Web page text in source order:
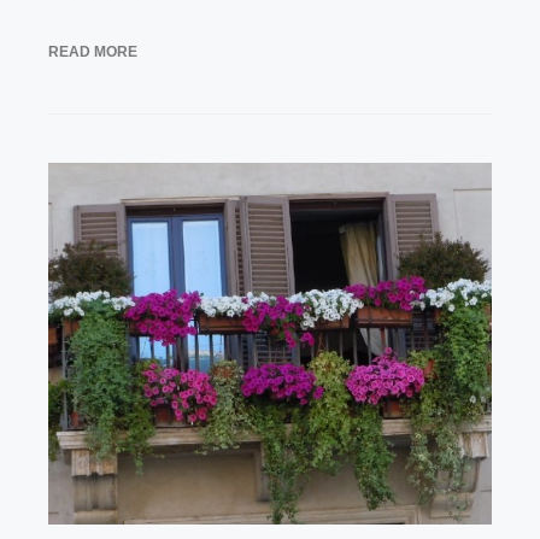
READ MORE